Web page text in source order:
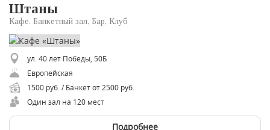
Штаны
Кафе, Банкетный зал, Бар, Клуб
ул. 40 лет Победы, 50Б
Европейская
1500 руб. / Банкет от 2500 руб.
Один зал на 120 мест
Подробнее